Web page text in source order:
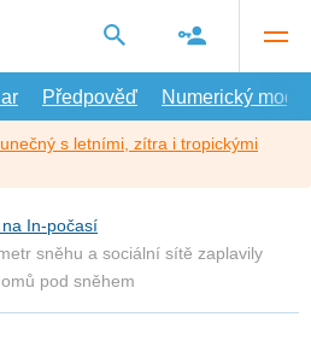
Předpověď Numerický model
s letními, zítra i tropickými
In-počasí
sněhu a sociální sítě zaplavily
pod sněhem